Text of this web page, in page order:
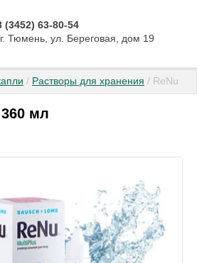
(3452) 63-80-54
Тюмень, ул. Береговая, дом 19
/ Растворы для хранения / ReNu
мл